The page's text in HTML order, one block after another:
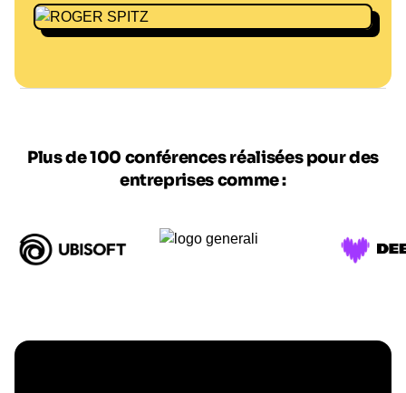
Plus de 100 conférences réalisées pour des
entreprises comme :